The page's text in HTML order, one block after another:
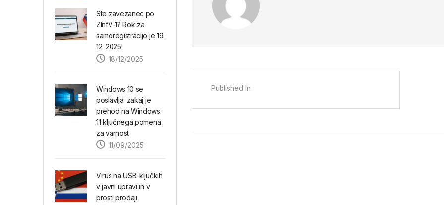
Ste zavezanec po
ZInfV-1? Rok za
samoregistracijo je 19.
12. 2025!
18/12/2025
Windows 10 se
poslavlja: zakaj je
prehod na Windows
11 ključnega pomena
za varnost
11/09/2025
Virus na USB-ključkih
v javni upravi in v
prosti prodaji
Published In